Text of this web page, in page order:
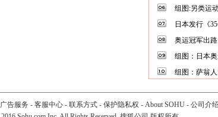
组图:另类运
日本发行《
奥运冠军出
组图：日本
组图：萨翁
广告服务 - 客服中心- 联系方式- 保护隐私权 - About SOHU- 公司介绍